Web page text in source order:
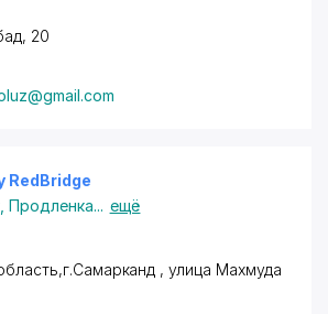
20
RedBridge
,Продленка... ещё
, улица Махмуда